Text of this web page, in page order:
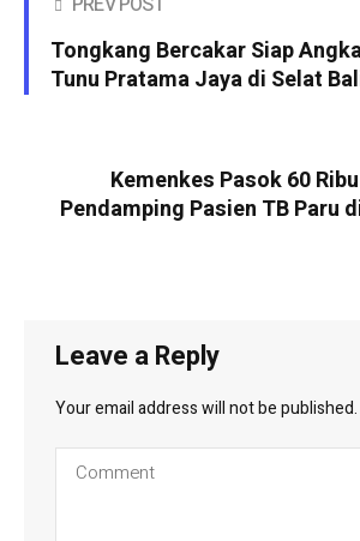
Tongkang Bercakar Siap
Tunu Pratama Jaya di Selat
Kemenkes Pasok 60
Pendamping Pasien TB Paru
Leave a Reply
Your email address will not be published.